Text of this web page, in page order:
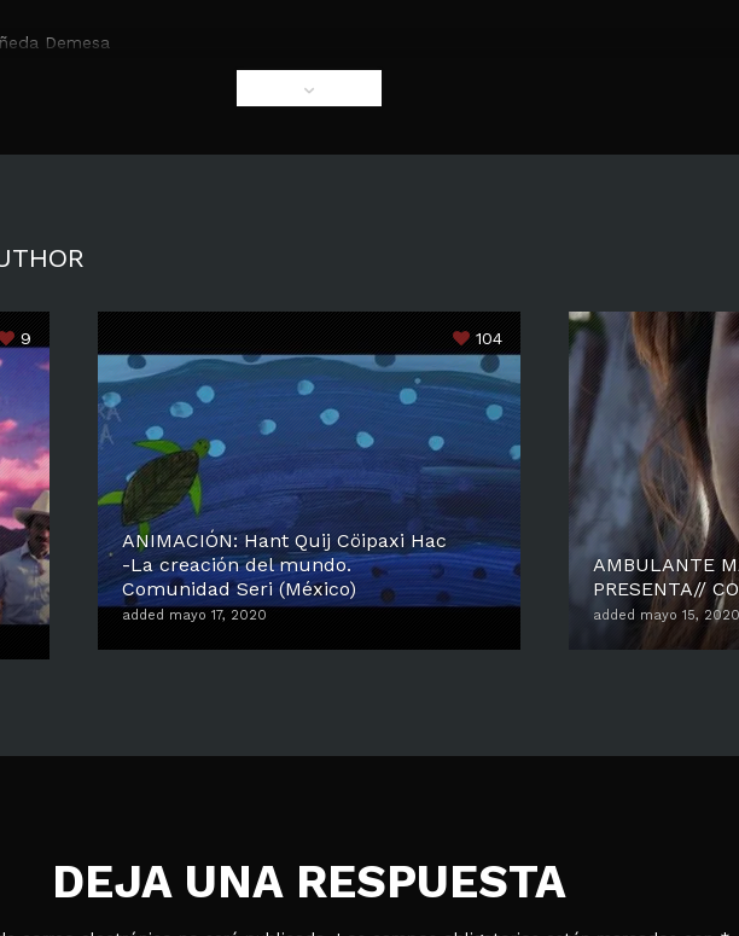
Demesa
9 104
ANIMACIÓN: Hant Quij Cöipaxi Hac
-La creación del mundo.
Comunidad Seri (México)
added mayo 17, 2020
AMBULANTE
PRESENTA//
added mayo 15, 2020
DEJA UNA RESPUESTA